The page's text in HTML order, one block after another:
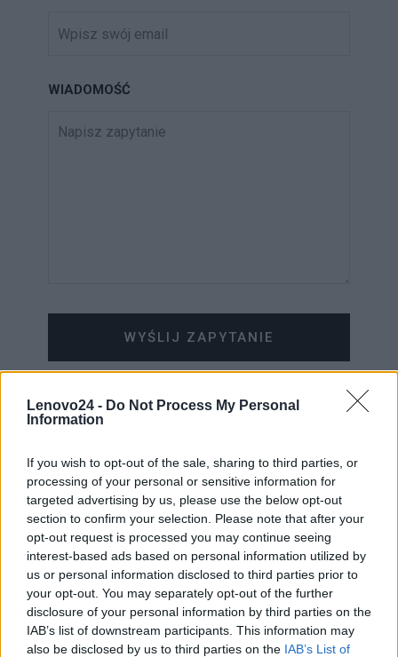
Lenovo24 - Do Not Process My Personal
Information
If you wish to opt-out of the sale, sharing to third parties, or
processing of your personal or sensitive information for
targeted advertising by us, please use the below opt-out
section to confirm your selection. Please note that after your
opt-out request is processed you may continue seeing
interest-based ads based on personal information utilized by
us or personal information disclosed to third parties prior to
your opt-out. You may separately opt-out of the further
disclosure of your personal information by third parties on the
IAB’s list of downstream participants. This information may
also be disclosed by us to third parties on the IAB’s List of
WIADOMOŚĆ
WYŚLIJ ZAPYTANIE
POLECANE PRODUKTY
Zasilacz Lenovo 65W USB-C